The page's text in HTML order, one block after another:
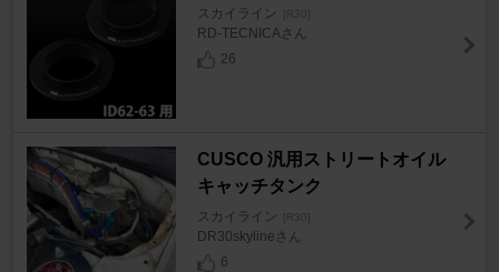
スカイライン [R30]
RD-TECNICAさん
26
CUSCO 汎用ストリートオイル
キャッチタンク
スカイライン [R30]
DR30skylineさん
6